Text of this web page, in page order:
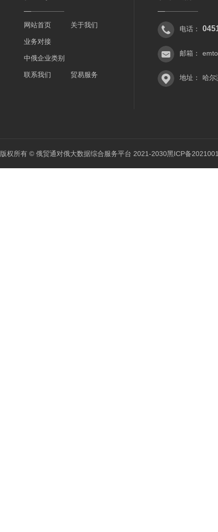
网站首页 关于我们
业务对接
中俄企业类别
联系我们 贸易服务
电话：
邮箱：
地址： 哈尔
版权所有 © 俄贸通对俄大数据综合服务平台 2021-2030黑ICP备